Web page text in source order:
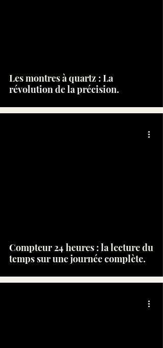
Les montres à quartz : La
révolution de la précision.
Compteur 24 heures : la lecture du
temps sur une journée complète.